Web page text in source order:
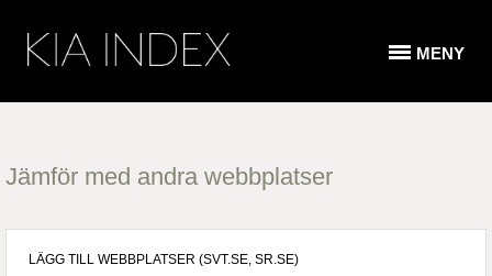
MENY
Jämför med andra webbplatser